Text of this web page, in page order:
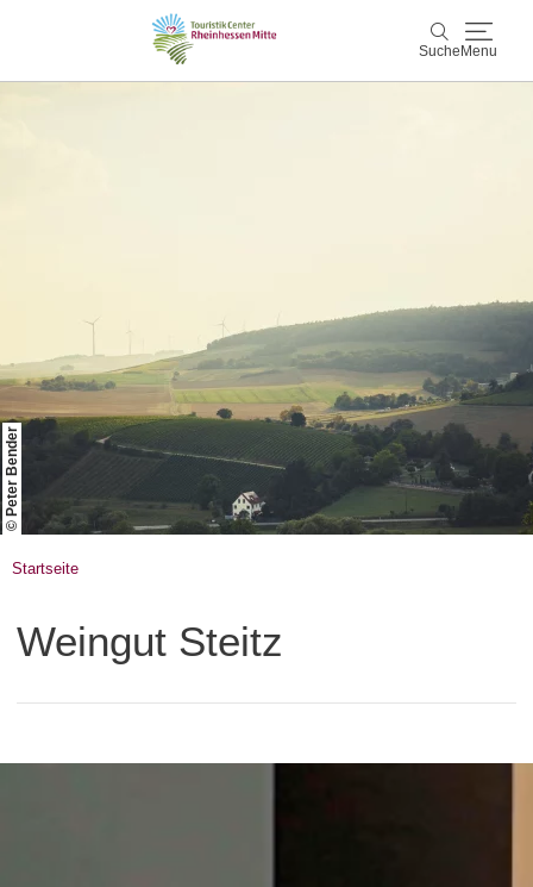
Suche Menu
Kultur & Events
Service & Unterkünfte
Karte
Rheinhessen Blog
© Peter Bender
Startseite
Weingut Steitz